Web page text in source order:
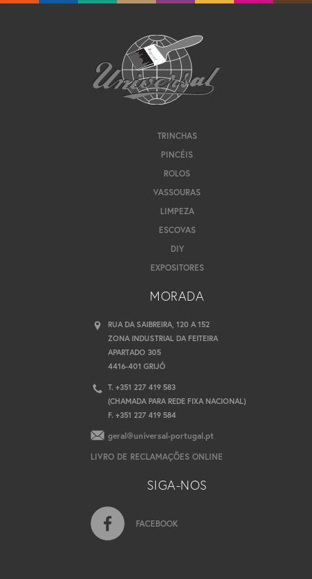
TRINCHAS
PINCÉIS
ROLOS
VASSOURAS
LIMPEZA
ESCOVAS
DIY
EXPOSITORES
MORADA
RUA DA SAIBREIRA, 120 A 152
ZONA INDUSTRIAL DA FEITEIRA
APARTADO 305
4416-401 GRIJÓ
T. +351 227 419 583
(CHAMADA PARA REDE FIXA NACIONAL)
F. +351 227 419 584
geral@universal-portugal.pt
LIVRO DE RECLAMAÇÕES ONLINE
SIGA-NOS
FACEBOOK